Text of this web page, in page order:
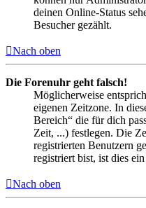
deinen Online-Status
Besucher gezählt.
Nach oben
Die Forenuhr geht falsch!
Möglicherweise
eigenen Zeitzone. In
Bereich“ die für dich
Zeit, ...) festlegen. Die
registrierten Benutzern
registriert bist, ist dies
Nach oben